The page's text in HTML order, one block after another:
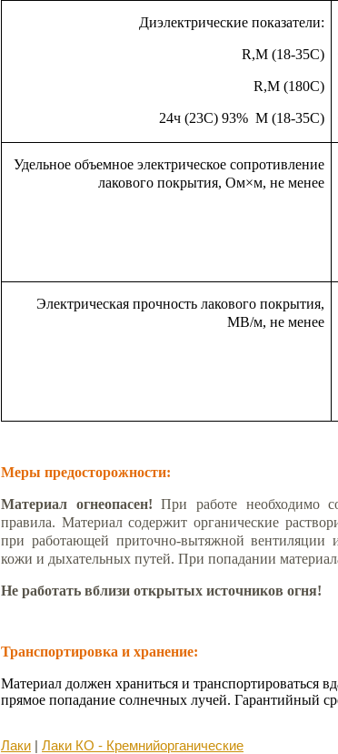
Диэлектрические показатели:
R,М (18-35С)
R,M (180С)
24ч (23С) 93% M (18-35C)
Удельное объемное электрическое сопротивление
лакового покрытия, Ом×м, не менее
Электрическая прочность лакового покрытия,
МВ/м, не менее
Меры предосторожности:
Материал огнеопасен! При работе необходимо
правила. Материал содержит органические
при работающей приточно-вытяжной вентиляции
кожи и дыхательных путей. При попадании
Не работать вблизи открытых источников огня!
Транспортировка и хранение:
Материал должен храниться и транспортироваться
прямое попадание солнечных лучей. Гарантийный
Лаки | Лаки КО - Кремнийорганические